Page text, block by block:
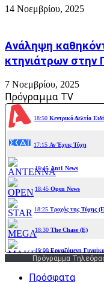
14 Νοεμβρίου, 2025
Ανάληψη
κτηνιάτρων στην
7 Νοεμβρίου, 2025
Πρόγραμμα TV
Πρόγραμμα
Πρόσφατα